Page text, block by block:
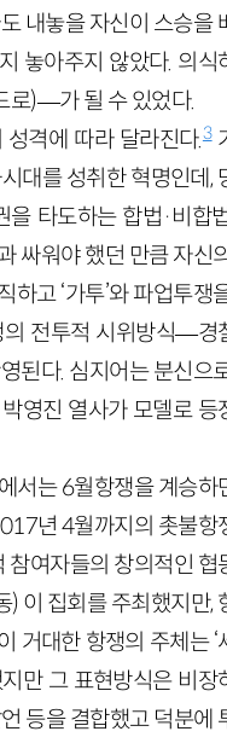
내놓을 자신이 스승을
놓아주지 않았다. 의식
로)—가 될 수 있었다.
격에 따라 달라진다.3
대를 성취한 혁명인데,
을 타도하는 합법·비합
싸워야 했던 만큼 자신
고 ‘가투’와 파업투쟁
의 전투적 시위방식—경
된다. 심지어는 분신으
영진 열사가 모델로 등
서는 6월항쟁을 계승하
년 4월까지의 촛불항
참여자들의 창의적인 협
) 이 집회를 주최했지만,
거대한 항쟁의 주체는 ‘
만 그 표현방식은 비장
등을 결합했고 덕분에